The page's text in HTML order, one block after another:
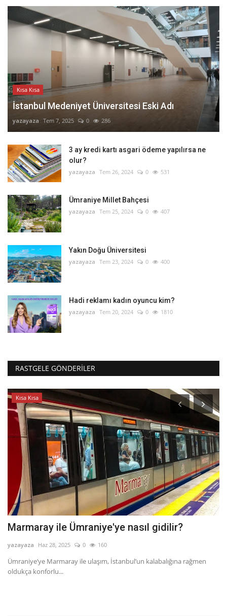
Kısa Kısa
İstanbul Medeniyet Üniversitesi Eski Adı
yazayaza Tem 7, 2025 0 286
3 ay kredi kartı asgari ödeme yapılırsa ne
olur?
yazayaza Tem 26, 2024 0 531
Ümraniye Millet Bahçesi
yazayaza Tem 25, 2024 0 407
Yakın Doğu Üniversitesi
yazayaza Tem 23, 2024 0 400
Hadi reklamı kadın oyuncu kim?
yazayaza Tem 20, 2024 0 1810
RASTGELE GÖNDERILER
Kısa Kısa
Marmaray ile Ümraniye'ye nasıl gidilir?
yazayaza Haz 28, 2025 0 160
Ümraniye’ye Marmaray ile ulaşım, İstanbul’un kalabalığına rağmen
oldukça konforlu...